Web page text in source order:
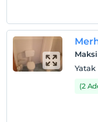
Her bir oda için 6
(2